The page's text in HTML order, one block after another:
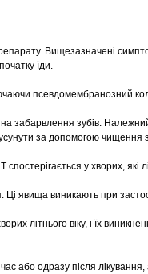
Вищезазначені
їди.
псевдомембранозний
забарвлення зубів.
за допомогою чищення
у хворих,
явища виникають при
літнього віку, і їх
або одразу після